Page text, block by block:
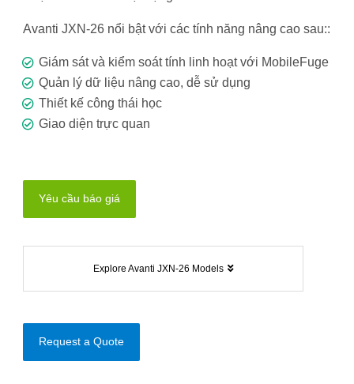
Avanti JXN-26 nổi bật với các tính năng nâng cao sau::
Giám sát và kiểm soát tính linh hoạt với MobileFuge
Quản lý dữ liệu nâng cao, dễ sử dụng
Thiết kế công thái học
Giao diện trực quan
Yêu cầu báo giá
Explore Avanti JXN-26 Models
Request a Quote